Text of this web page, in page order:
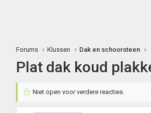
Forums Klussen Dak en schoorsteen
Plat dak koud
Niet open voor verdere reacties.